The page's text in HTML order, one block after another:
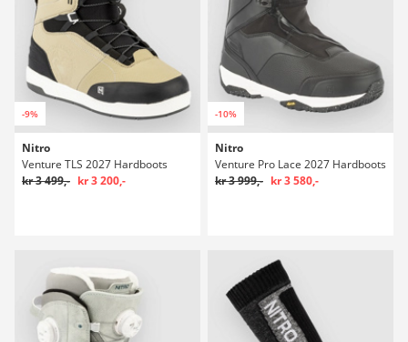
-9%
Nitro
Venture TLS 2027 Hardboots
kr 3 499,- kr 3 200,-
-10%
Nitro
Venture Pro Lace 2027 Hardboots
kr 3 999,- kr 3 580,-